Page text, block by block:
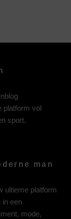
platform vol
sport.
man
ultieme platform
in een
mode,